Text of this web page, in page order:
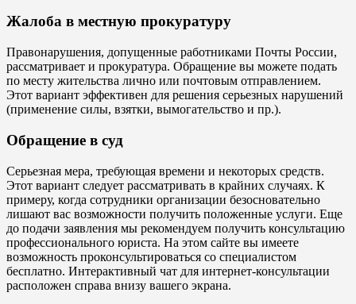
Жалоба в местную прокуратуру
Правонарушения, допущенные работниками Почты России,
рассматривает и прокуратура. Обращение вы можете подать
по месту жительства лично или почтовым отправлением.
Этот вариант эффективен для решения серьезных нарушений
(применение силы, взятки, вымогательство и пр.).
Обращение в суд
Серьезная мера, требующая времени и некоторых средств.
Этот вариант следует рассматривать в крайних случаях. К
примеру, когда сотрудники организации безосновательно
лишают вас возможности получить положенные услуги. Еще
до подачи заявления мы рекомендуем получить консультацию
профессионального юриста. На этом сайте вы имеете
возможность проконсультироваться со специалистом
бесплатно. Интерактивный чат для интернет-консультации
расположен справа внизу вашего экрана.